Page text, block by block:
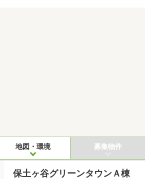
地図・環境 募集物件
保土ヶ谷グリーンタウンＡ棟